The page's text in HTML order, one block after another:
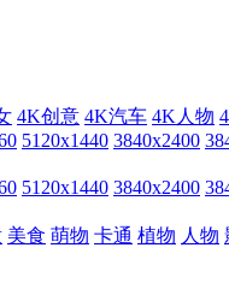
4K创意 4K汽车 4K人物
5120x1440 3840x2400
5120x1440 3840x2400
美食 萌物 卡通 植物 人物